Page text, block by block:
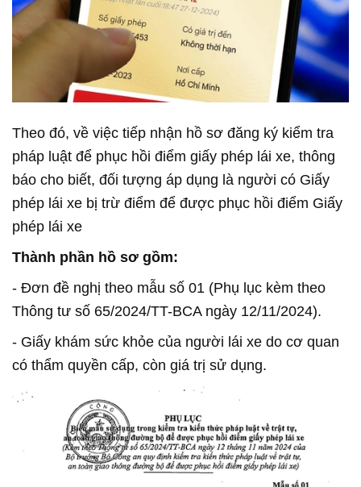
Theo đó, về việc tiếp nhận hồ sơ đăng ký kiểm tra
pháp luật để phục hồi điểm giấy phép lái xe, thông
báo cho biết, đối tượng áp dụng là người có Giấy
phép lái xe bị trừ điểm để được phục hồi điểm Giấy
phép lái xe
Thành phần hồ sơ gồm:
- Đơn đề nghị theo mẫu số 01 (Phụ lục kèm theo
Thông tư số 65/2024/TT-BCA ngày 12/11/2024).
- Giấy khám sức khỏe của người lái xe do cơ quan
có thẩm quyền cấp, còn giá trị sử dụng.